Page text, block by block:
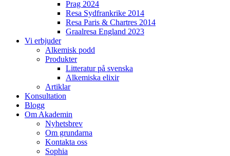
Prag 2024
Resa Sydfrankrike 2014
Resa Paris & Chartres 2014
Graalresa England 2023
Vi erbjuder
Alkemisk podd
Produkter
Litteratur på svenska
Alkemiska elixir
Artiklar
Konsultation
Blogg
Om Akademin
Nyhetsbrev
Om grundarna
Kontakta oss
Sophia